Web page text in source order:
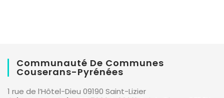
Communauté De Communes
Couserans-Pyrénées
1 rue de l’Hôtel-Dieu 09190 Saint-Lizier